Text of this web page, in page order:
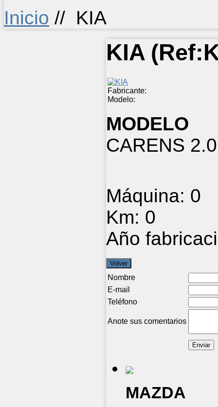
Inicio // KIA
KIA (Ref:
Fabricante:
Modelo:
MODELO
CARENS
Máquina: 0
Km: 0
Año
Nombre
E-mail
Teléfono
Anote sus comentarios
MAZDA